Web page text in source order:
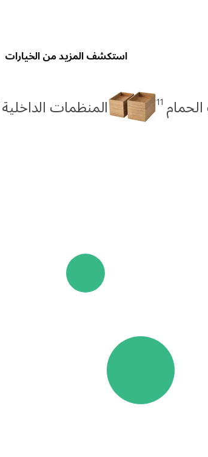
استكشف المزيد من الخيارات
11 المنظمات الداخلية